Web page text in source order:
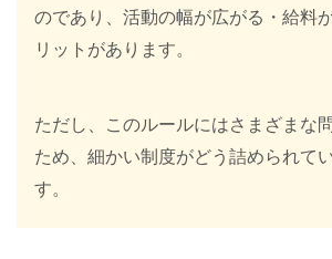
のであり、活動の幅が広がる・給料
リットがあります。
ただし、このルールにはさまざまな
ため、細かい制度がどう詰められて
す。